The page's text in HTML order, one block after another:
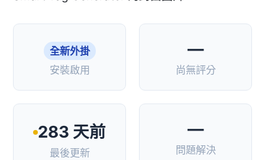
全新外掛
安裝啟用
—
尚無評分
283 天前
最後更新
—
問題解決